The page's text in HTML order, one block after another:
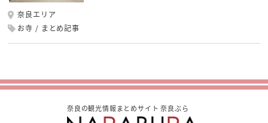
奈良エリア
お寺
まとめ記事
奈良の観光情報まとめサイト 奈良ぶら